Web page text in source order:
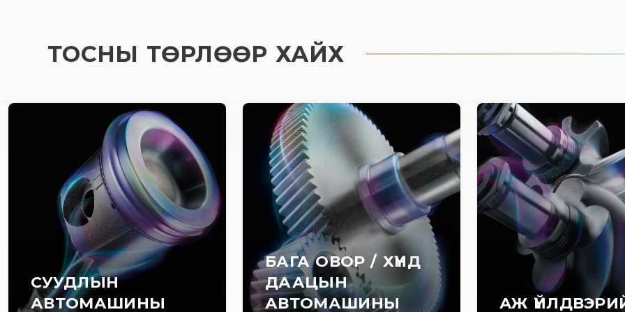
ТОСНЫ ТӨРЛӨӨР ХАЙХ
СУУДЛЫН
АВТОМАШИНЫ
БАГА ОВОР / ХҮНД
ДААЦЫН
АВТОМАШИНЫ
АЖ